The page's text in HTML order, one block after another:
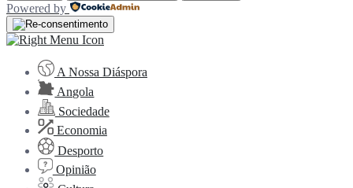
Powered by
A Nossa Diáspora
Angola
Sociedade
Economia
Desporto
Opinião